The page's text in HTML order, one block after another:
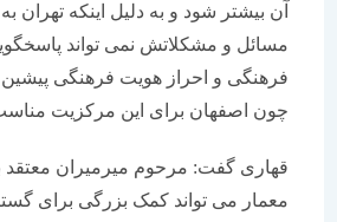
آن بیشتر شود و به دلیل اینکه تهران به
مسائل و مشکلاتش نمی تواند پاسخگویی
فرهنگی و احراز هویت فرهنگی پیشین
چون اصفهان برای این مرکزیت مناسب
قهاری گفت: مرحوم میرمیران معتقد بود
معمار می تواند کمک بزرگی برای گسترش